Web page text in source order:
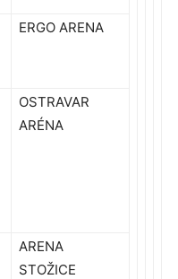
ERGO ARENA
OSTRAVAR
ARÉNA
ARENA
STOŽICE